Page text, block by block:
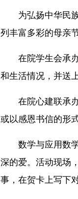
为弘扬中华民
列丰富多彩的母亲
在院学生会承
和生活情况，并送
在院心建联承
或以感恩书信的形
数学与应用数
深的爱。活动现场
事，在贺卡上写下